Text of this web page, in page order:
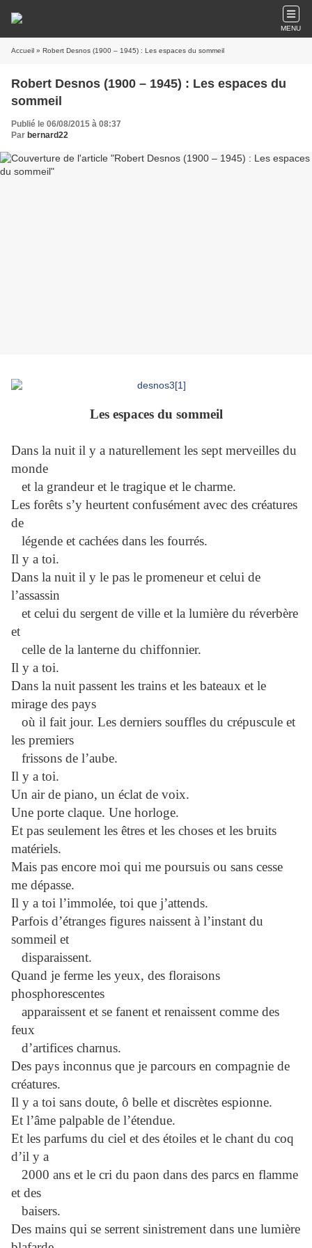
MENU
Accueil » Robert Desnos (1900 – 1945) : Les espaces du sommeil
Robert Desnos (1900 – 1945) : Les espaces du
sommeil
Publié le 06/08/2015 à 08:37
Par bernard22
Les espaces du sommeil
Dans la nuit il y a naturellement les sept merveilles du
monde
et la grandeur et le tragique et le charme.
Les forêts s’y heurtent confusément avec des créatures
de
légende et cachées dans les fourrés.
Il y a toi.
Dans la nuit il y le pas le promeneur et celui de
l’assassin
et celui du sergent de ville et la lumière du réverbère
et
celle de la lanterne du chiffonnier.
Il y a toi.
Dans la nuit passent les trains et les bateaux et le
mirage des pays
où il fait jour. Les derniers souffles du crépuscule et
les premiers
frissons de l’aube.
Il y a toi.
Un air de piano, un éclat de voix.
Une porte claque. Une horloge.
Et pas seulement les êtres et les choses et les bruits
matériels.
Mais pas encore moi qui me poursuis ou sans cesse
me dépasse.
Il y a toi l’immolée, toi que j’attends.
Parfois d’étranges figures naissent à l’instant du
sommeil et
disparaissent.
Quand je ferme les yeux, des floraisons
phosphorescentes
apparaissent et se fanent et renaissent comme des
feux
d’artifices charnus.
Des pays inconnus que je parcours en compagnie de
créatures.
Il y a toi sans doute, ô belle et discrètes espionne.
Et l’âme palpable de l’étendue.
Et les parfums du ciel et des étoiles et le chant du coq
d’il y a
2000 ans et le cri du paon dans des parcs en flamme
et des
baisers.
Des mains qui se serrent sinistrement dans une lumière